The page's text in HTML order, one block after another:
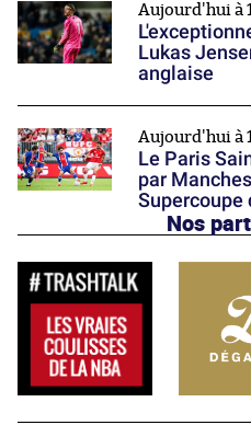
Aujourd'hui à
Lukas
anglaise
Aujourd'hui à
Le Paris
par
Supercoupe
Nos